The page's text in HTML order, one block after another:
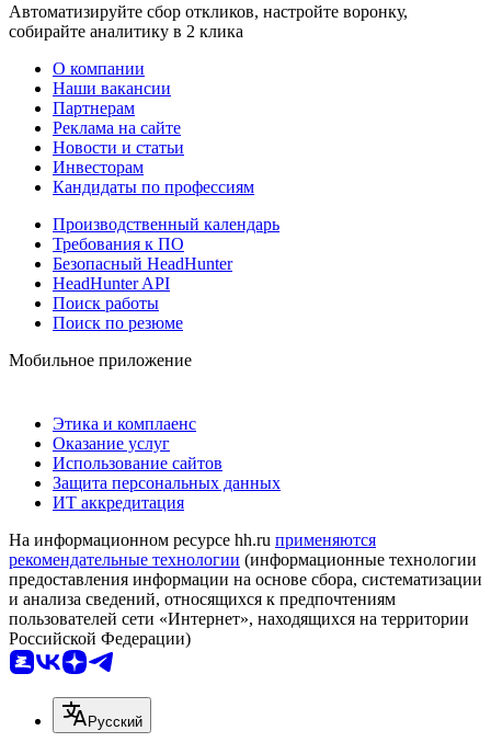
Автоматизируйте сбор откликов, настройте воронку,
собирайте аналитику в 2 клика
О компании
Наши вакансии
Партнерам
Реклама на сайте
Новости и статьи
Инвесторам
Кандидаты по профессиям
Производственный календарь
Требования к ПО
Безопасный HeadHunter
HeadHunter API
Поиск работы
Поиск по резюме
Мобильное приложение
Этика и комплаенс
Оказание услуг
Использование сайтов
Защита персональных данных
ИТ аккредитация
На информационном ресурсе hh.ru применяются
рекомендательные технологии (информационные технологии
предоставления информации на основе сбора, систематизации
и анализа сведений, относящихся к предпочтениям
пользователей сети «Интернет», находящихся на территории
Российской Федерации)
Русский